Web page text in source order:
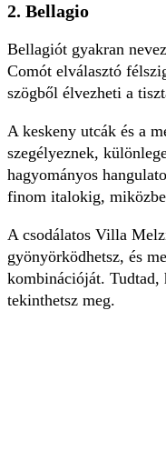
2. Bellagio
Bellagiót gyakran
Comót elválasztó
szögből élvezheti a
A keskeny utcák és a
szegélyeznek,
hagyományos
finom italokig,
A csodálatos Villa
gyönyörködhetsz, és
kombinációját. Tudtad,
tekinthetsz meg.